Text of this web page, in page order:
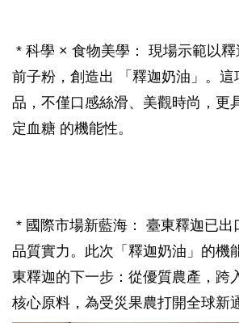
* 科學 × 食物美學： 現場示範以
前子粉，創造出 「釋迦奶油」。
品，不僅口感絲滑、美觀時尚，更
定血糖 的機能性。
* 國際市場新藍海： 臺東釋迦已出
品質實力。此次「釋迦奶油」的機
東釋迦的下一步：從優質農產，跨
核心原料，為受災果農打開全球新